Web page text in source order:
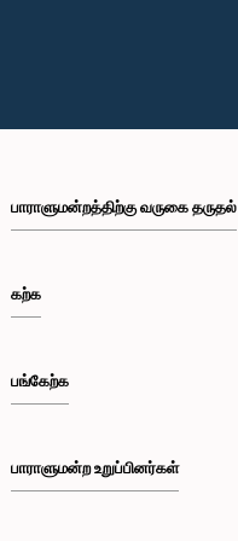
பாராளுமன்றத்திற்கு வருகை தருதல்
கற்க
பங்கேற்க
பாராளுமன்ற உறுப்பினர்கள்